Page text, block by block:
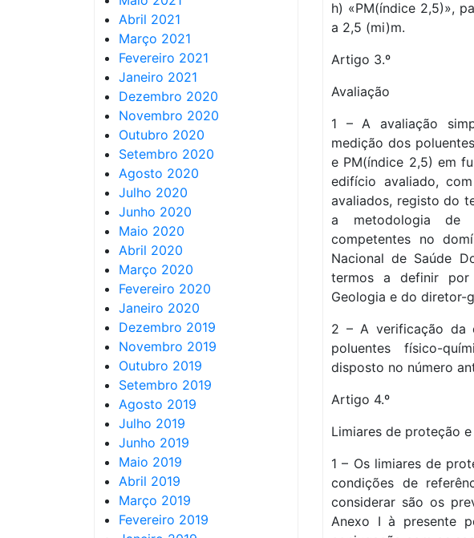
Abril 2021
Março 2021
Fevereiro 2021
Janeiro 2021
Dezembro 2020
Novembro 2020
Outubro 2020
Setembro 2020
Agosto 2020
Julho 2020
Junho 2020
Maio 2020
Abril 2020
Março 2020
Fevereiro 2020
Janeiro 2020
Dezembro 2019
Novembro 2019
Outubro 2019
Setembro 2019
Agosto 2019
Julho 2019
Junho 2019
Maio 2019
Abril 2019
Março 2019
Fevereiro 2019
h) «PM(índice 2,5)»,
a 2,5 (mi)m.
Artigo 3.º
Avaliação
1 – A avaliação
medição dos
e PM(índice 2,5) em
edifício avaliado,
avaliados, registo do
a metodologia de
competentes no
Nacional de Saúde
termos a definir por
Geologia e do diretor-
2 – A verificação da
poluentes físico-
disposto no número
Artigo 4.º
Limiares de proteção
1 – Os limiares de
condições de
considerar são os
Anexo I à presente